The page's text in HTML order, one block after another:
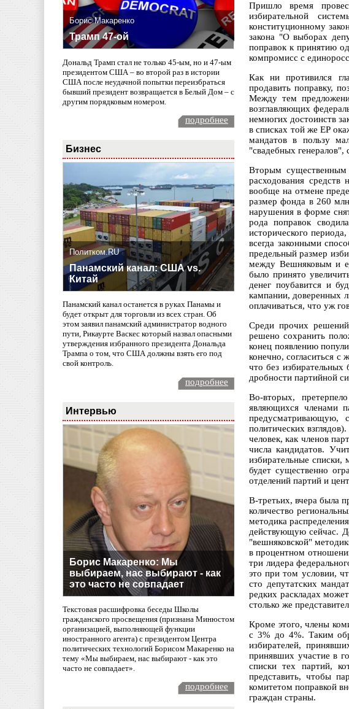
Борис Макаренко
Трамп 47-ой
Дональд Трамп стал не только 45-ым, но и 47-ым
президентом США – во второй раз в истории
США после неудачной попытки переизбраться
бывший президент возвращается в Белый Дом – с
другим порядковым номером.
подробнее
Бизнес
Политком.RU
Панамский канал: США vs.
Китай
Панамский канал останется в руках Панамы и
будет открыт для торговли из всех стран. Об
этом заявил панамский администратор водного
пути, Рикаурте Васкес который назвал опасными
утверждения избранного президента Дональда
Трампа о том, что США должны взять его под
свой контроль.
подробнее
Интервью
Борис Макаренко: Мы
выбираем, нас выбирают - как
это часто не совпадает
Текстовая расшифровка беседы Школы
гражданского просвещения (признана Минюстом
организацией, выполняющей функции
иностранного агента) с президентом Центра
политических технологий Борисом Макаренко на
тему «Мы выбираем, нас выбирают - как это
часто не совпадает».
подробнее
Пришло время
избирательной
конституционному
закона "О выборах
поправок к принятию
компромисс с
Как ни противился
продавить поправку,
Между тем
возглавляющих
немногих достоинств
в списках той же ЕР
мандатов в пользу
"свадебных генералов",
Вторым существенным
расходования
вообще на отмене
размер фонда в 260
нарушения в форме
рода поправок
исторического
всегда законными
предельный размер
между Вешняковым и
было принято
денег поубавится и
кампании, доверенных
оплачиваться, что уж
Среди прочих
решено сохранить
конец появлению
конечно, согласиться
что без избирательных
дробности партийной
Во-вторых,
являющихся членами
предусматривающую,
политических
человек, как членов
числа кандидатов.
избирательные списки,
будет существенно
отделений партий и
В-третьих, вчера была
количество
методика
действующую сейчас.
"вешняковской"
в процентном
три лидера
это при том условии,
сто депутатских
редких раскладах
столько же
Кроме этого, члены
с 3% до 4%. Таким
избирателей,
принявших участие в
списки тех партий,
представить, чтобы
комитетом поправкой
граждан страны.